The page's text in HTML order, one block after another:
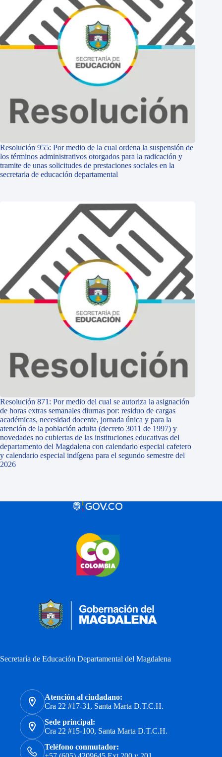
Resolución 955: Por medio de la cual ordena la suspensión de
los términos administrativos otorgados para la radicación y
tramite de unas solicitudes de prestaciones sociales en la
secretaria de educación departamental
Resolución 871: Por medio del cual se autoriza la asignación
de horas extras semanales diurnas por: residuo de cargas
académicas, necesidad docente, jornada única y para la
atención de la población adulta (decreto 3011 de 1997) y
novedades no cubiertas de las instituciones educativas del
departamento del Magdalena con calendario especial cafetero
y calendario especial indígena para el segundo semestre del
2026
Secretaría de Educación Departamental del Magdalena
Atención al ciudadano:
Cra 22 #17-31, Santa Marta D.T.C.H.
Sede principal:
Cra 22 #15-100, Santa Marta D.T.C.H.
Teléfono conmutador: